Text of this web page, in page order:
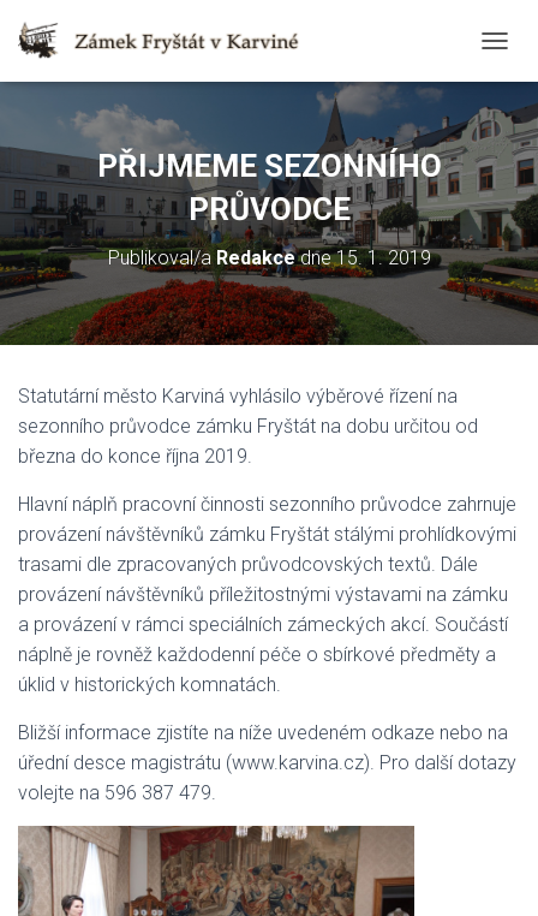
O
G
G
N
A
V
I
G
A
PŘIJMEME SEZONNÍHO
PRŮVODCE
Publikoval/aRedakcedne15. 1. 2019
Statutární město Karviná vyhlásilo výběrové řízení na
sezonního průvodce zámku Fryštát na dobu určitou od
března do konce října 2019.
Hlavní náplň pracovní činnosti sezonního průvodce zahrnuje
provázení návštěvníků zámku Fryštát stálými prohlídkovými
trasami dle zpracovaných průvodcovských textů. Dále
provázení návštěvníků příležitostnými výstavami na zámku
a provázení v rámci speciálních zámeckých akcí. Součástí
náplně je rovněž každodenní péče o sbírkové předměty a
úklid v historických komnatách.
Bližší informace zjistíte na níže uvedeném odkaze nebo na
úřední desce magistrátu (www.karvina.cz). Pro další dotazy
volejte na 596 387 479.